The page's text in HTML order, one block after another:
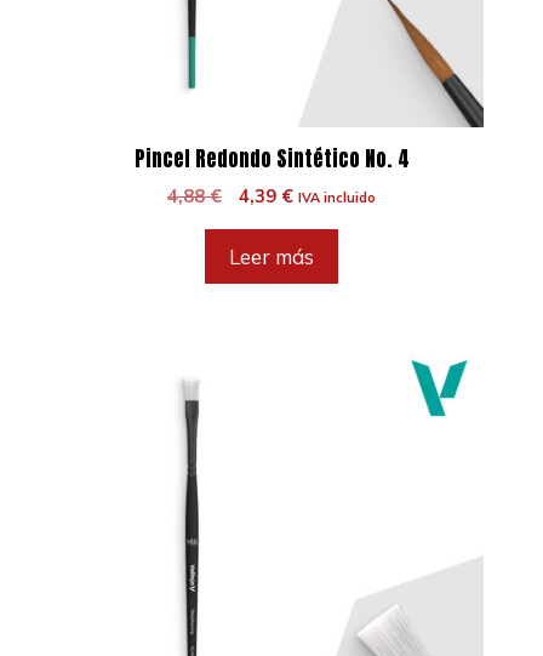
Pincel Redondo Sintético No. 4
4,88€
El
original
era:
4,39 €El
actual
es:
IVA incluido
Leer más